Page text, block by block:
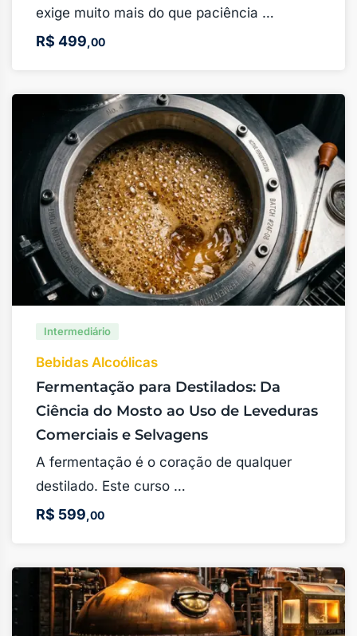
exige muito mais do que paciência …
R$ 499,00
Intermediário
Bebidas Alcoólicas
Fermentação para Destilados: Da
Ciência do Mosto ao Uso de Leveduras
Comerciais e Selvagens
A fermentação é o coração de qualquer
destilado. Este curso …
R$ 599,00